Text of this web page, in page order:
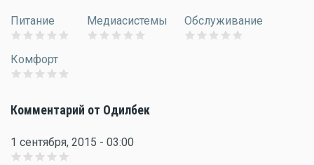
Питание Медиасистемы Обслуживание
Комфорт
Комментарий от Одилбек
1 сентября, 2015 - 03:00